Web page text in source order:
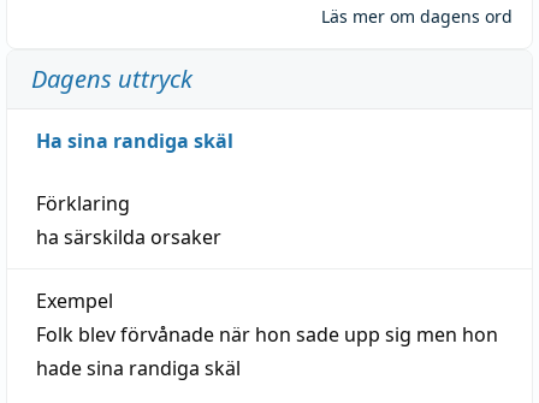
Läs mer om dagens ord
Dagens uttryck
Ha sina randiga skäl
Förklaring
ha särskilda orsaker
Exempel
Folk blev förvånade när hon sade upp sig men hon
hade sina randiga skäl